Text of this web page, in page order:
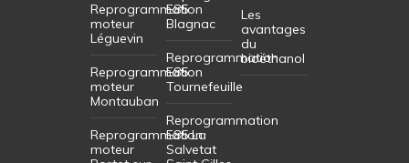
Reprogrammation
moteur
Léguevin
Reprogrammation
moteur
Montauban
Reprogrammation
moteur
E85
Blagnac
Reprogrammation
E85
Tournefeuille
Reprogrammation
E85 La
Salvetat
Les
avantages
du
bioéthanol